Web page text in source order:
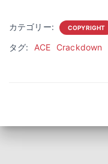
カテゴリー: COPYRIGHT
タグ: ACE Crackdown